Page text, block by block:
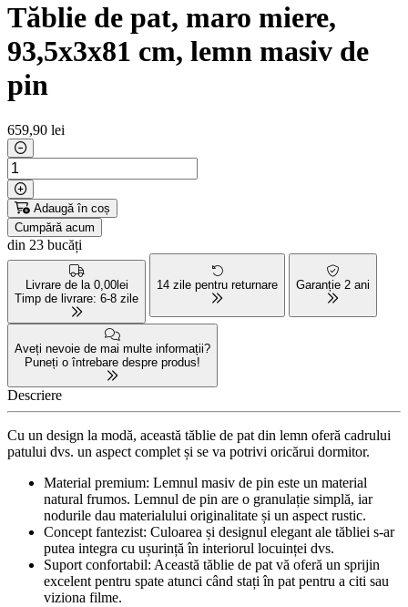
Tăblie de pat, maro miere,
93,5x3x81 cm, lemn masiv de
pin
659,90 lei
Adaugă în coș
Cumpără acum
din 23 bucăți
Livrare de la 0,00lei
Timp de livrare: 6-8 zile
14 zile pentru returnare Garanție 2 ani
Aveți nevoie de mai multe informații?
Puneți o întrebare despre produs!
Descriere
Cu un design la modă, această tăblie de pat din lemn oferă cadrului
patului dvs. un aspect complet și se va potrivi oricărui dormitor.
Material premium: Lemnul masiv de pin este un material
natural frumos. Lemnul de pin are o granulație simplă, iar
nodurile dau materialului originalitate și un aspect rustic.
Concept fantezist: Culoarea și designul elegant ale tăbliei s-ar
putea integra cu ușurință în interiorul locuinței dvs.
Suport confortabil: Această tăblie de pat vă oferă un sprijin
excelent pentru spate atunci când stați în pat pentru a citi sau
viziona filme.